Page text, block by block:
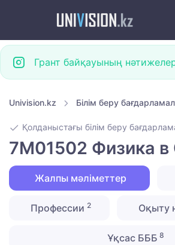
Грант байқауының
Univision.kz Білім беру
Қолданыстағы білім беру
7M01502 Физика в
Жалпы мәліметтер
Профессии 2 Оқыту
Ұқсас БББ 8